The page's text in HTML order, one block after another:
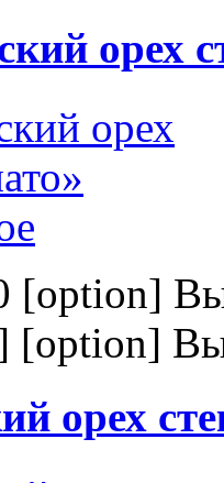
орех
[option]
[option]
орех